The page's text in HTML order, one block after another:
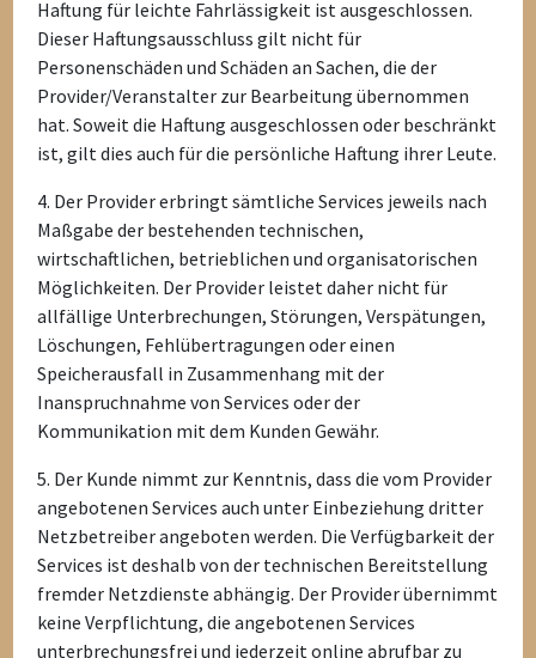
Haftung für leichte Fahrlässigkeit ist ausgeschlossen.
Dieser Haftungsausschluss gilt nicht für
Personenschäden und Schäden an Sachen, die der
Provider/Veranstalter zur Bearbeitung übernommen
hat. Soweit die Haftung ausgeschlossen oder beschränkt
ist, gilt dies auch für die persönliche Haftung ihrer Leute.
4. Der Provider erbringt sämtliche Services jeweils nach
Maßgabe der bestehenden technischen,
wirtschaftlichen, betrieblichen und organisatorischen
Möglichkeiten. Der Provider leistet daher nicht für
allfällige Unterbrechungen, Störungen, Verspätungen,
Löschungen, Fehlübertragungen oder einen
Speicherausfall in Zusammenhang mit der
Inanspruchnahme von Services oder der
Kommunikation mit dem Kunden Gewähr.
5. Der Kunde nimmt zur Kenntnis, dass die vom Provider
angebotenen Services auch unter Einbeziehung dritter
Netzbetreiber angeboten werden. Die Verfügbarkeit der
Services ist deshalb von der technischen Bereitstellung
fremder Netzdienste abhängig. Der Provider übernimmt
keine Verpflichtung, die angebotenen Services
unterbrechungsfrei und jederzeit online abrufbar zu